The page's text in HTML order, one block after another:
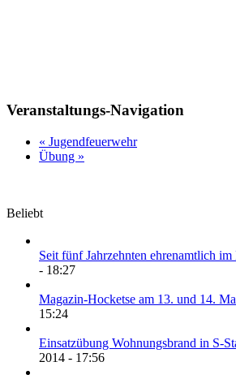
Veranstaltungs-Navigation
« Jugendfeuerwehr
Übung »
Beliebt
Seit fünf Jahrzehnten ehrenamtlich im
- 18:27
Magazin-Hocketse am 13. und 14.
15:24
Einsatzübung Wohnungsbrand in S-
2014 - 17:56